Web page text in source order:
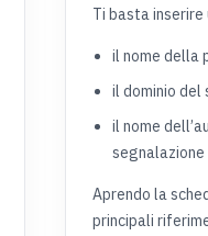
Ti basta inserire
il nome della
il dominio del
il nome
segnalazione
Aprendo la
principali